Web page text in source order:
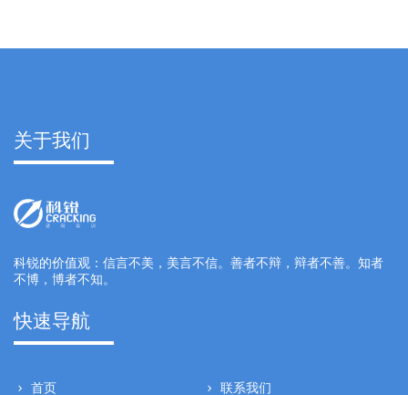
关于我们
科锐的价值观：信言不美，美言不信。善者不辩，辩者不善。知者
不博，博者不知。
快速导航
首页 联系我们